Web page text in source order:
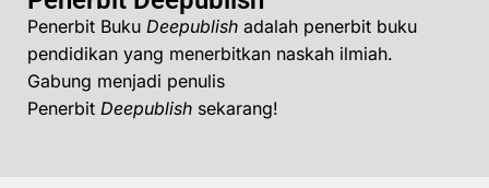
Penerbit Buku Deepublish adalah penerbit buku
pendidikan yang menerbitkan naskah ilmiah.
Gabung menjadi penulis
Penerbit Deepublish sekarang!